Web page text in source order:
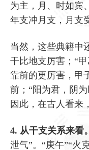
为主，月、时如宾
年支冲月支，月支
当然，这些典籍中
干比地支厉害；“
靠前的更厉害，甲
前；“阳为君，阴
因此，在古人看来
4. 从干支关系来看。
泄气”。“庚午”“火